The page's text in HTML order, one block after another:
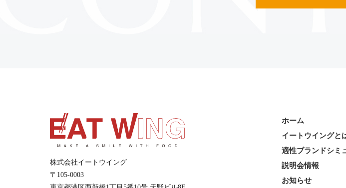
株式会社イートウイング
〒105-0003
ホーム
イートウイングと
適性ブランドシミ
説明会情報
お知らせ